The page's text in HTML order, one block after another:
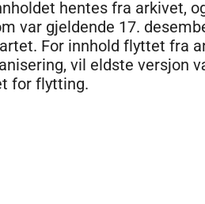
hentes fra arkivet,
var gjeldende 17.
For innhold flyttet fra
vil eldste versjon
for flytting.